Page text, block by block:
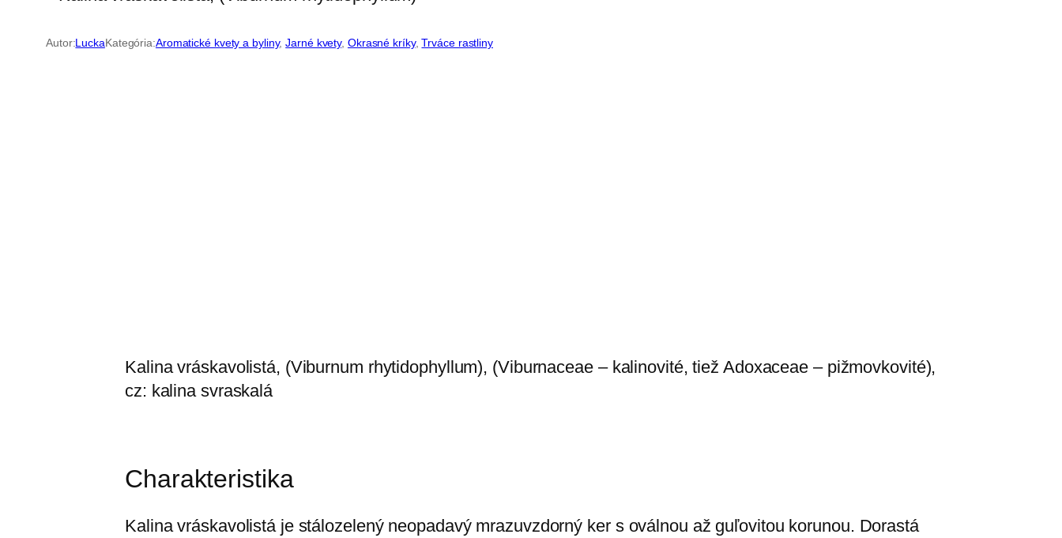
Autor:LuckaKategória:Aromatické kvety a byliny, Jarné kvety, Okrasné kríky, Trváce rastliny
Kalina vráskavolistá, (Viburnum rhytidophyllum), (Viburnaceae – kalinovité, tiež Adoxaceae – pižmovkovité),
cz: kalina svraskalá
Charakteristika
Kalina vráskavolistá je stálozelený neopadavý mrazuvzdorný ker s oválnou až guľovitou korunou. Dorastá